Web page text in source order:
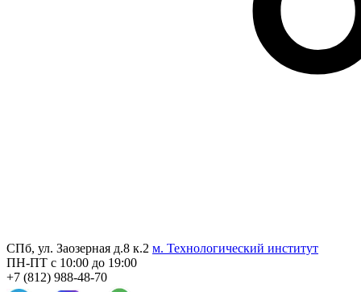
СПб, ул. Заозерная д.8 к.2 м. Технологический институт
ПН-ПТ с 10:00 до 19:00
+7 (812) 988-48-70